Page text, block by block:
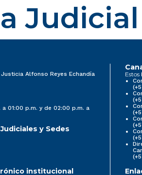
Judicial
Alfonso Reyes Echandía
01:00 p.m. y de 02:00 p.m. a
y Sedes
Estos
institucional